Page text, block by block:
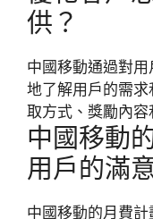
供？
中國移動通過對
地了解用戶的需
取方式、獎勵內容
中國移動
用戶的滿
中國移動的月費